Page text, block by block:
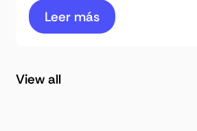
Leer más
View all